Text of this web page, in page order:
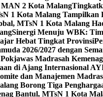
2 Kota Malang
1 Kota Malang
MTsN 1 Kota Malang
Sinergi Menuju WBK:
Hebat Tingkat Provinsi
2026/2027 dengan
Madrasah
di Ajang Internasional
dan Manajemen
Borong Tiga
Bantul, MTsN 1 Kota